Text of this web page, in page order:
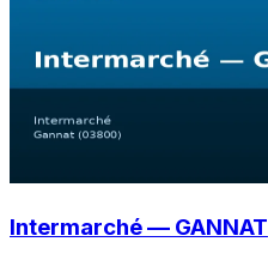
Intermarché — GANNAT